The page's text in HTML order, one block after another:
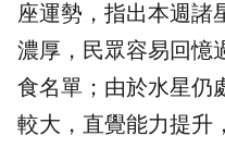
座運勢，指出本週諸
濃厚，民眾容易回憶
食名單；由於水星仍
較大，直覺能力提升